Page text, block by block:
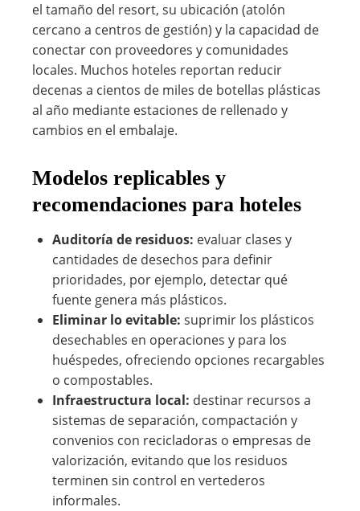
el tamaño del resort, su ubicación (atolón
cercano a centros de gestión) y la capacidad de
conectar con proveedores y comunidades
locales. Muchos hoteles reportan reducir
decenas a cientos de miles de botellas plásticas
al año mediante estaciones de rellenado y
cambios en el embalaje.
Modelos replicables y
recomendaciones para hoteles
Auditoría de residuos: evaluar clases y
cantidades de desechos para definir
prioridades, por ejemplo, detectar qué
fuente genera más plásticos.
Eliminar lo evitable: suprimir los plásticos
desechables en operaciones y para los
huéspedes, ofreciendo opciones recargables
o compostables.
Infraestructura local: destinar recursos a
sistemas de separación, compactación y
convenios con recicladoras o empresas de
valorización, evitando que los residuos
terminen sin control en vertederos
informales.